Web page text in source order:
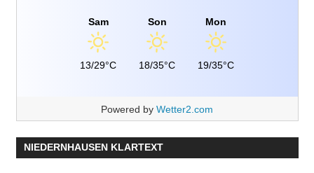
Sam
13/29°C
Son
18/35°C
Mon
19/35°C
Powered by Wetter2.com
NIEDERNHAUSEN KLARTEXT